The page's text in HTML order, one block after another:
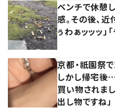
ベンチで休憩
感。その後、
ぅわぁッッッ」
京都・祇園祭
しかし帰宅後
買い物されまし
出し物ですね」